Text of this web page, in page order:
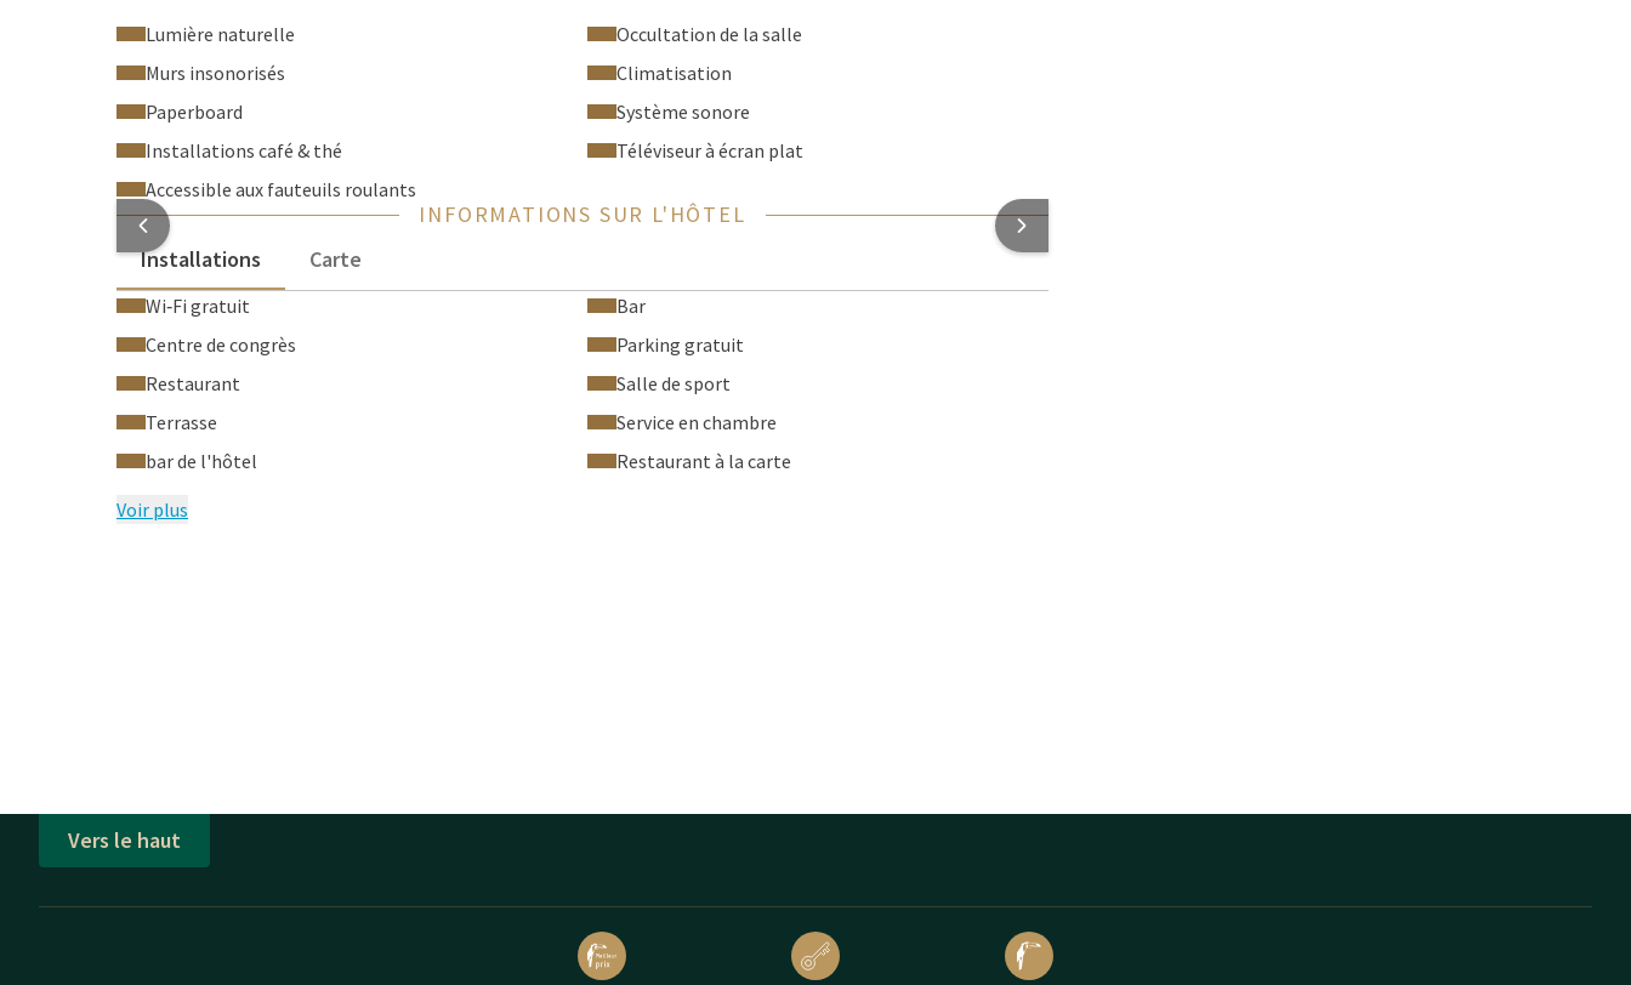
Lumière naturelle
Occultation de la salle
Murs insonorisés
Climatisation
Paperboard
Système sonore
Installations café & thé
Téléviseur à écran plat
Accessible aux fauteuils roulants
INFORMATIONS SUR L'HÔTEL
Installations
Carte
Wi‑Fi gratuit
Bar
Centre de congrès
Parking gratuit
Restaurant
Salle de sport
Terrasse
Service en chambre
bar de l'hôtel
Restaurant à la carte
Voir plus
Vers le haut